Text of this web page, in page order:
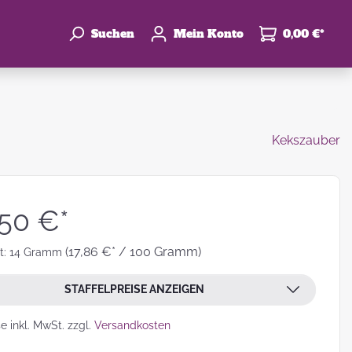
Suchen Mein Konto 0,00 €*
Kekszauber
€*
14 Gramm (17,86 €* / 100 Gramm)
STAFFELPREISE ANZEIGEN
inkl. MwSt. zzgl. Versandkosten